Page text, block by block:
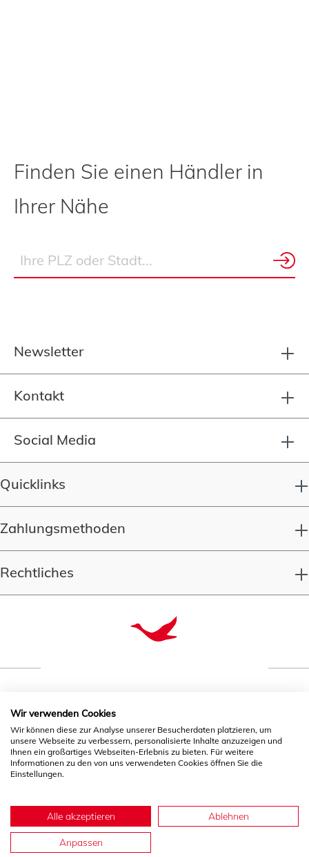
Finden Sie einen Händler in
Ihrer Nähe
Newsletter
Kontakt
Social Media
Quicklinks
Zahlungsmethoden
Rechtliches
Qualität seit 1993
* Alle Preise inkl. gesetzl. Mehrwertsteuer zzgl.
Versandkostenund ggf. Nachnahmegebühren, wenn nicht
Wir verwenden Cookies
Wir können diese zur Analyse unserer Besucherdaten platzieren, um
unsere Webseite zu verbessern, personalisierte Inhalte anzuzeigen und
Ihnen ein großartiges Webseiten-Erlebnis zu bieten. Für weitere
Informationen zu den von uns verwendeten Cookies öffnen Sie die
Einstellungen.
Alle akzeptieren Ablehnen
Anpassen